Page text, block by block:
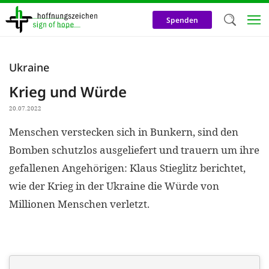
Direkt
zum
Inhalt
Spenden
Ukraine
Krieg und Würde
20.07.2022
Menschen verstecken sich in Bunkern, sind den
Bomben schutzlos ausgeliefert und trauern um ihre
gefallenen Angehörigen: Klaus Stieglitz berichtet,
wie der Krieg in der Ukraine die Würde von
Millionen Menschen verletzt.
nutzen